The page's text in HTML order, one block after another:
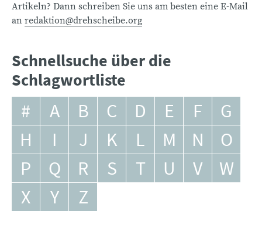
Artikeln? Dann schreiben Sie uns am besten eine E-Mail
an redaktion@drehscheibe.org
Schnellsuche über die
Schlagwortliste
# A B C D E F
G
H
I J K L M N
O
P
Q R S T U V
W
X
Y Z